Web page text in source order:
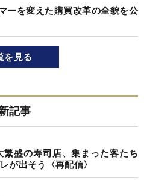
ーを変えた購買改革の全貌を公
を見る
記事
繁盛の寿司店、集まった客たち
が出そう〈再配信〉